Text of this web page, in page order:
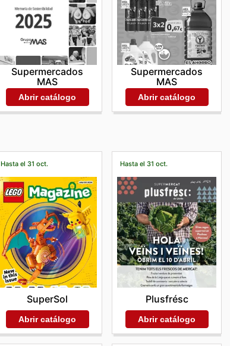
Supermercados
MAS
Abrir catálogo
Supermercados
MAS
Abrir catálogo
Hasta el 31 oct.
SuperSol
Abrir catálogo
Hasta el 31 oct.
Plusfrésc
Abrir catálogo